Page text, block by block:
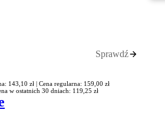
Sprawdź
143,10 zł | Cena regularna: 159,00 zł
w ostatnich 30 dniach: 119,25 zł